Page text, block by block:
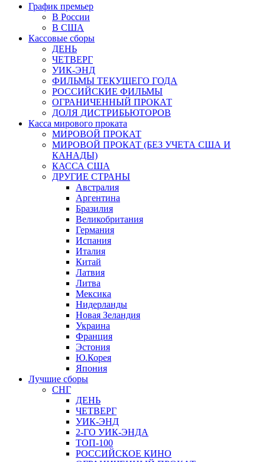
График премьер
В России
В США
Кассовые сборы
ДЕНЬ
ЧЕТВЕРГ
УИК-ЭНД
ФИЛЬМЫ ТЕКУЩЕГО ГОДА
РОССИЙСКИЕ ФИЛЬМЫ
ОГРАНИЧЕННЫЙ ПРОКАТ
ДОЛЯ ДИСТРИБЬЮТОРОВ
Касса мирового проката
МИРОВОЙ ПРОКАТ
МИРОВОЙ ПРОКАТ (БЕЗ УЧЕТА США И
КАНАДЫ)
КАССА США
ДРУГИЕ СТРАНЫ
Австралия
Аргентина
Бразилия
Великобритания
Германия
Испания
Италия
Китай
Латвия
Литва
Мексика
Нидерланды
Новая Зеландия
Украина
Франция
Эстония
Ю.Корея
Япония
Лучшие сборы
СНГ
ДЕНЬ
ЧЕТВЕРГ
УИК-ЭНД
2-ГО УИК-ЭНДА
ТОП-100
РОССИЙСКОЕ КИНО